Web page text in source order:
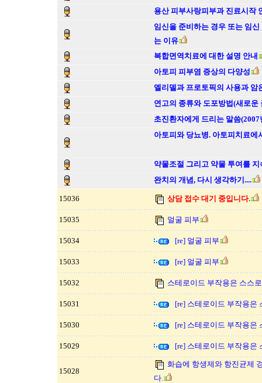
용산 피부사랑피부과 진료시작
임신을 준비하는 경우 또는 임
는 이유
복합면역치료에 대한 설명 안내
아토피 피부염 증상의 다양성
엘리델과 프로토픽의 사용과 암
연고의 종류와 도포방법(새로운
초진환자에게 드리는 말씀
아토피와 당뇨병. 아토피치료에
약물조절 그리고 약물 투여를
완치의 개념, 다시 생각하기....
15036 상담 접수 대기 중입니다.
15035 얼굴 피부
15034 [re] 얼굴 피부
15033 [re] 얼굴 피부
15032 스테로이드 부작용은 스스
15031 [re] 스테로이드 부작용은
15030 [re] 스테로이드 부작용은
15029 [re] 스테로이드 부작용은
15028
화습에 항생제와 항진균제
다.